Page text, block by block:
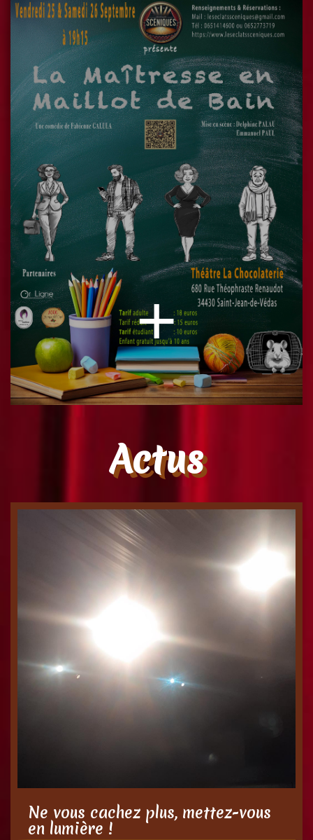
C'est l'histoire de deux infirmières. Qui en
fait ne sont pas vraiment infirmières. Et
d'une rousse bourgeoise BCBG qui va à
l'hôpital avec son garde du corps.
Mais en fait, il va se passer un truc. Parce
que sinon s'il se passe rien, on s'emmerde
un peu.
Dernière séance !
Jeudi 30/07/2026 à 21H00
+
ministère de l’Éducation Nationale, est
envoyée en mission dans une école
maternelle pour rencontrer la Directrice et
Prochaines séances
Vendredi 25/09/2026 à 19H15
Samedi 26/09/2026 à 19H15
Actus
Ne vous cachez plus, mettez-vous
en lumière !